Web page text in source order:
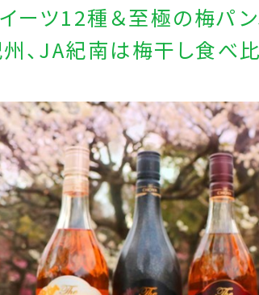
ーツ12種＆至極の梅パ
、JA紀南は梅干し食べ比